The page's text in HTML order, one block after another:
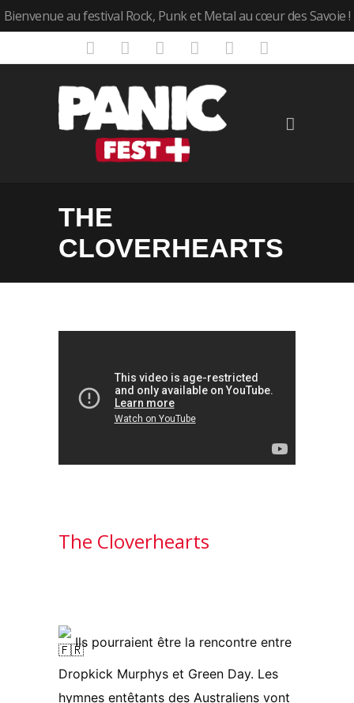
Bienvenue au festival Rock, Punk et Metal au cœur des Savoie !
THE
CLOVERHEARTS
The Cloverhearts
Ils pourraient être la rencontre entre
Dropkick Murphys et Green Day. Les
hymnes entêtants des Australiens vont